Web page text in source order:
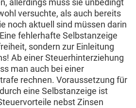
allerdings muss sie unbedingt
versuchte, als auch bereits
noch aktuell sind müssen darin
fehlerhafte Selbstanzeige
sondern zur Einleitung
Ab einer Steuerhinterziehung
man auch bei einer
rechnen. Voraussetzung für
eine Selbstanzeige ist
nebst Zinsen